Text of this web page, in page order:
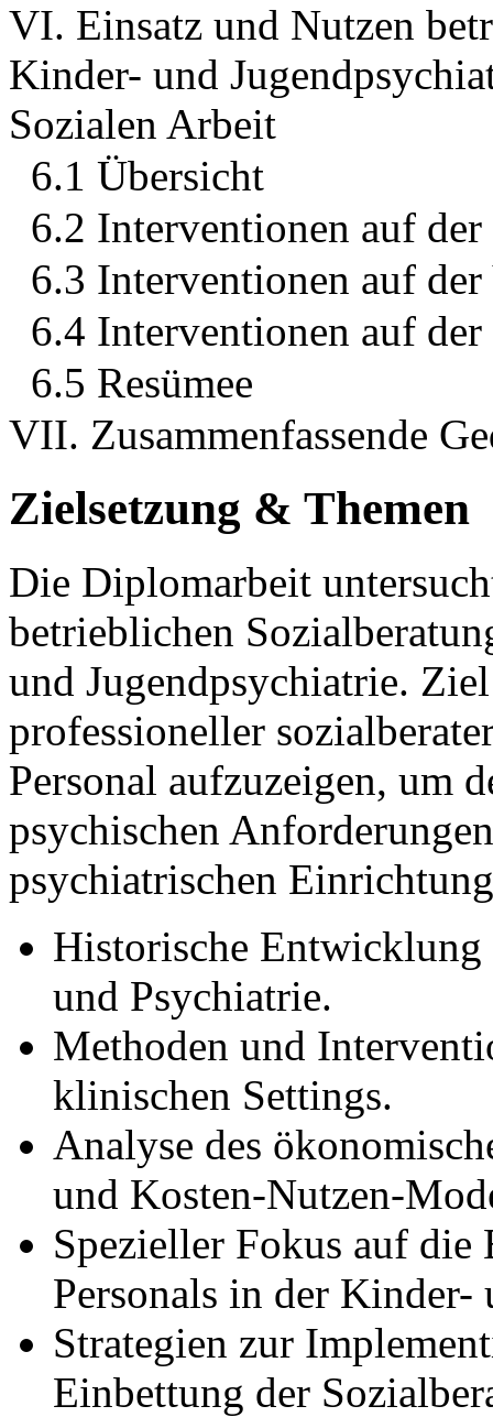
VI. Einsatz und Nutzen
Kinder- und
Sozialen Arbeit
6.1 Übersicht
6.2 Interventionen auf
6.3 Interventionen auf
6.4 Interventionen auf
6.5 Resümee
VII. Zusammenfassende
Zielsetzung & Themen
Die Diplomarbeit
betrieblichen
und Jugendpsychiatrie.
professioneller
Personal aufzuzeigen, um
psychischen
psychiatrischen
Historische
und Psychiatrie.
Methoden und
klinischen Settings.
Analyse des
und Kosten-Nutzen-
Spezieller Fokus auf die
Personals in der Kinder-
Strategien zur
Einbettung der